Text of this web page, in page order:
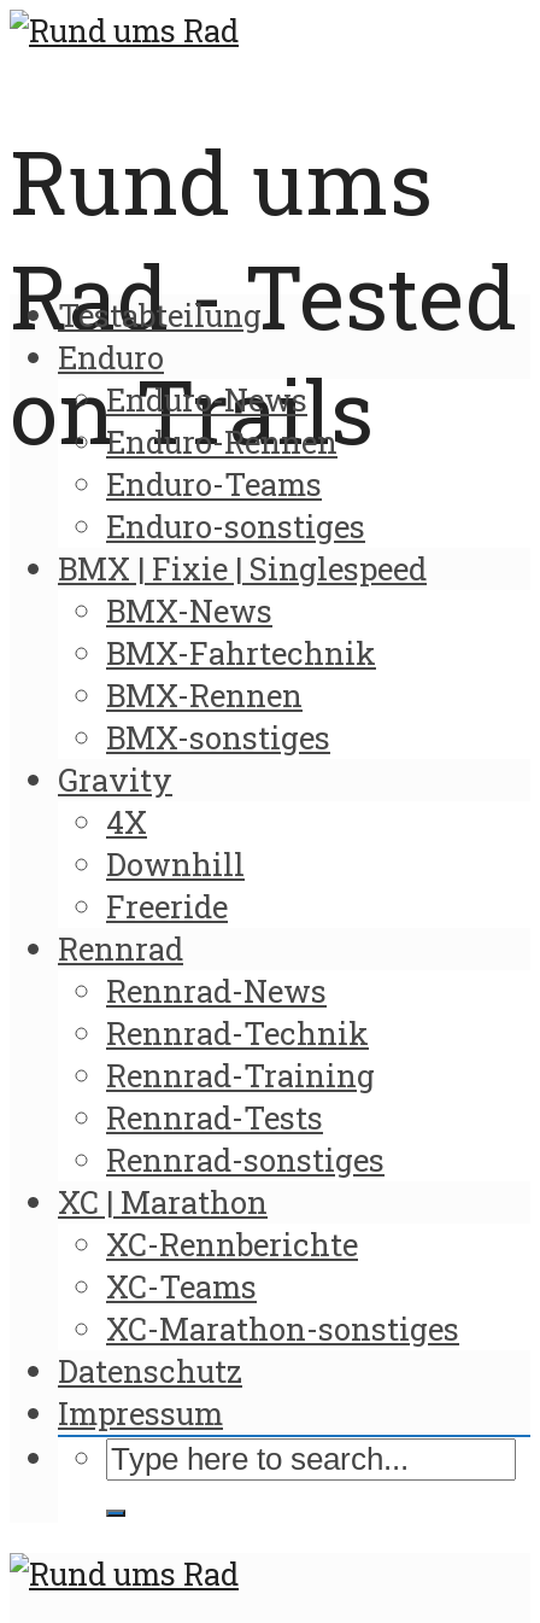
Rund ums
Rad - Tested
on Trails
Testabteilung
Enduro
Enduro-News
Enduro-Rennen
Enduro-Teams
Enduro-sonstiges
BMX | Fixie | Singlespeed
BMX-News
BMX-Fahrtechnik
BMX-Rennen
BMX-sonstiges
Gravity
4X
Downhill
Freeride
Rennrad
Rennrad-News
Rennrad-Technik
Rennrad-Training
Rennrad-Tests
Rennrad-sonstiges
XC | Marathon
XC-Rennberichte
XC-Teams
XC-Marathon-sonstiges
Datenschutz
Impressum